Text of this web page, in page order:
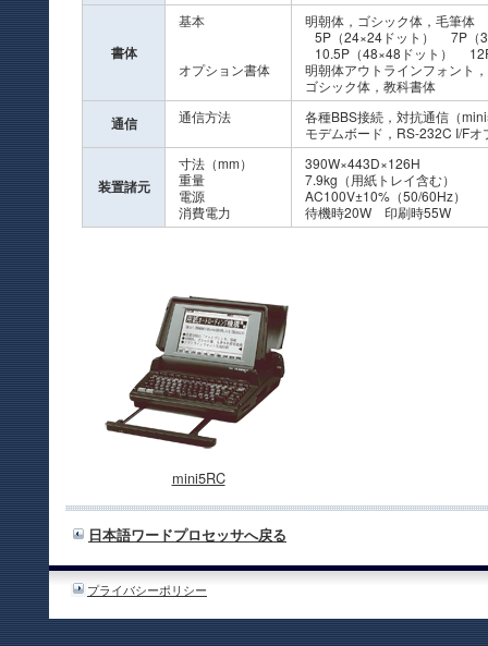
書体
基本
オプション書体
明朝体，ゴシック体，毛筆体
5P（24×24ドット） 7P（
10.5P（48×48ドット）
明朝体アウトラインフォント
ゴシック体，教科書体
通信 通信方法
各種BBS接続，対抗通信（
モデムボード，RS-232C I/Fオ
装置諸元
寸法（mm）
重量
電源
消費電力
390W×443D×126H
7.9kg（用紙トレイ含む）
AC100V±10%（50/60Hz）
待機時20W 印刷時55W
mini5RC
日本語ワードプロセッサへ戻る
プライバシーポリシー